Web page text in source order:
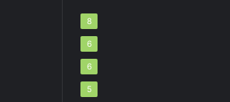
8
6
6
5